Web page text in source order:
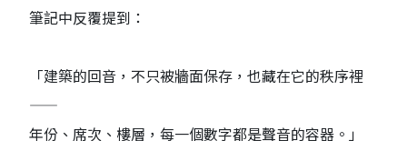
筆記中反覆提到：
「建築的回音，不只被牆面保存，也藏在它的秩序裡
——
年份、席次、樓層，每一個數字都是聲音的容器。」